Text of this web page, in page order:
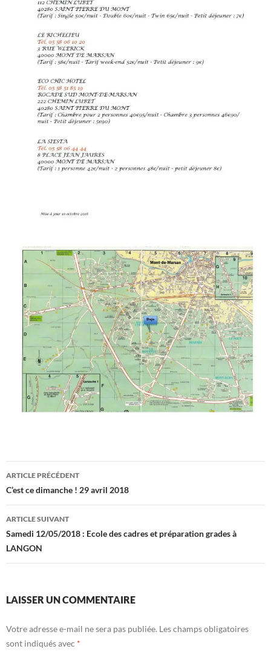
Navigation
des
articles
ARTICLE PRÉCÉDENT
C’est ce dimanche ! 29 avril 2018
ARTICLE SUIVANT
Samedi 12/05/2018 : Ecole des cadres et préparation grades à
LANGON
LAISSER UN COMMENTAIRE
Votre adresse e-mail ne sera pas publiée. Les champs obligatoires
sont indiqués avec *